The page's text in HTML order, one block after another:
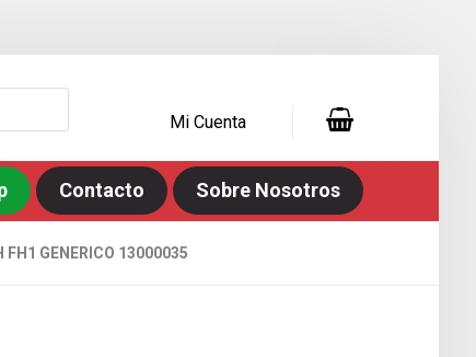
Mi Cuenta
Sobre Nosotros
Contacto
GENERICO 13000035